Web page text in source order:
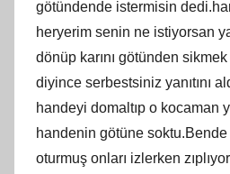
götündende istermisin
heryerim senin ne istiyorsan
dönüp karını götünden
diyince serbestsiniz yanıtını
handeyi domaltıp o kocaman
handenin götüne soktu.Bende
oturmuş onları izlerken